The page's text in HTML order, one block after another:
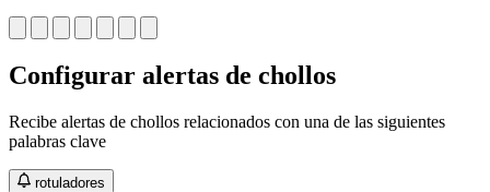
Configurar alertas de chollos
Recibe alertas de chollos relacionados con una de las siguientes
palabras clave
rotuladores